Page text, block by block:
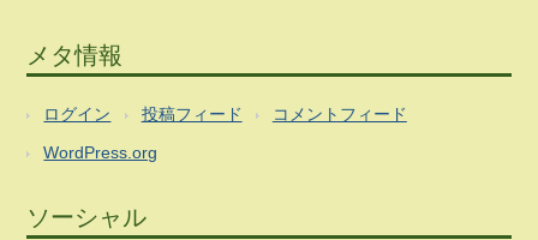
メタ情報
ログイン 投稿フィード コメントフィード
WordPress.org
ソーシャル